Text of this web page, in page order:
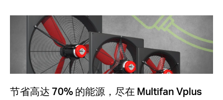
节省高达 70% 的能源，尽在 Multifan Vplus